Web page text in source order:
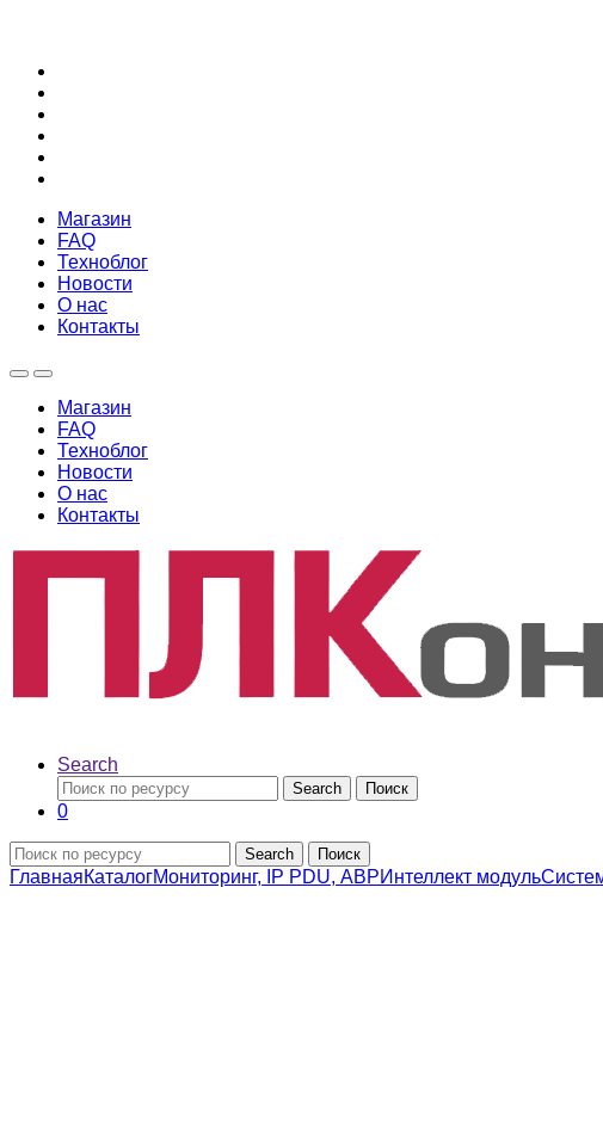
Магазин
FAQ
Техноблог
Новости
О нас
Контакты
Магазин
FAQ
Техноблог
Новости
О нас
Контакты
Search
Search Поиск
0
Search Поиск
ГлавнаяКаталогМониторинг, IP PDU, АВРИнтеллект модуль